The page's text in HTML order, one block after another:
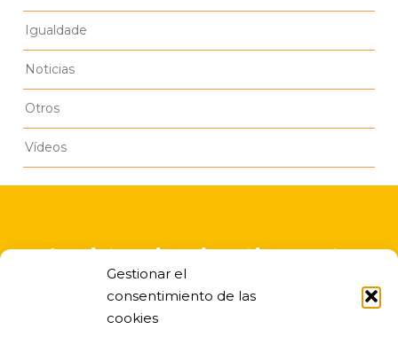
Gestionar el
consentimiento de las
cookies
Igualdade
Noticias
Otros
Vídeos
A asistencia educativa nesta
escola infantil é gratuita